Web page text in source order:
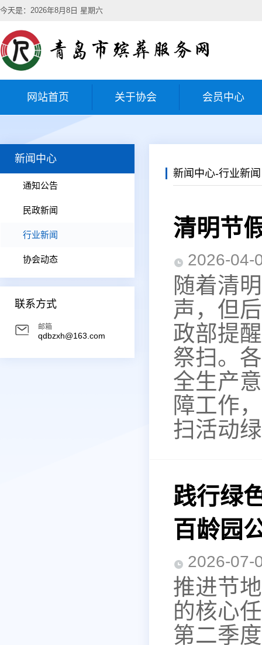
今天是：2026年8月8日 星期六
网站首页 关于协会 会员中心
新闻中心
通知公告
民政新闻
行业新闻
协会动态
联系方式
邮箱
qdbzxh@163.com
新闻中心-行业新闻
清明节
2026-
随着清
声，但
政部提
祭扫。
全生产
障工作
扫活动
践行绿
百龄园
2026-
推进节
的核心
第二季